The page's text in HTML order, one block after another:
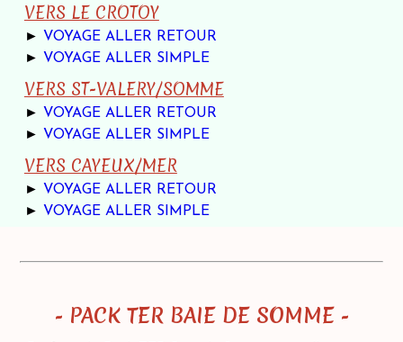
VERS LE CROTOY
► VOYAGE ALLER RETOUR
► VOYAGE ALLER SIMPLE
VERS ST-VALERY/SOMME
► VOYAGE ALLER RETOUR
► VOYAGE ALLER SIMPLE
VERS CAYEUX/MER
► VOYAGE ALLER RETOUR
► VOYAGE ALLER SIMPLE
- PACK TER BAIE DE SOMME -